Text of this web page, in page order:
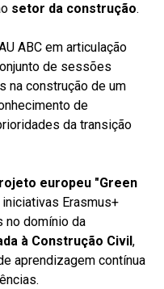
setor da construção.
ABC em articulação
de sessões
na construção de um
de
da transição
europeu "Green
Erasmus+
no domínio da
à Construção Civil ,
aprendizagem contínua